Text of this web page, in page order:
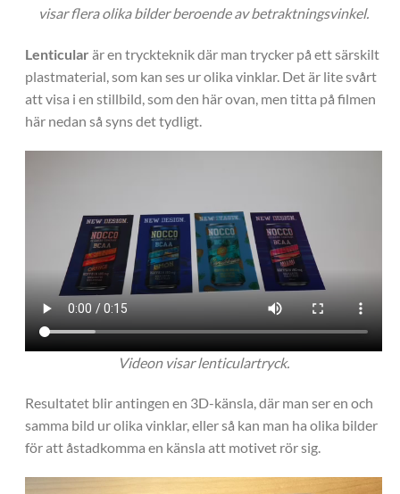
visar flera olika bilder beroende av betraktningsvinkel.
Lenticular är en tryckteknik där man trycker på ett särskilt
plastmaterial, som kan ses ur olika vinklar. Det är lite svårt
att visa i en stillbild, som den här ovan, men titta på filmen
här nedan så syns det tydligt.
Videon visar lenticulartryck.
Resultatet blir antingen en 3D-känsla, där man ser en och
samma bild ur olika vinklar, eller så kan man ha olika bilder
för att åstadkomma en känsla att motivet rör sig.